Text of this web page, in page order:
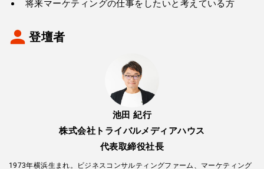
将来マーケティングの仕事をしたいと考えている方
登壇者
池田 紀行
株式会社トライバルメディアハウス
代表取締役社長
1973年横浜生まれ。ビジネスコンサルティングファーム、マーケティング